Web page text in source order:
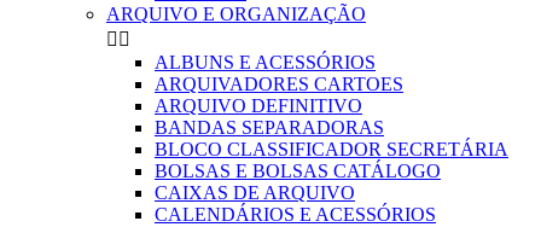
ARQUIVO E ORGANIZAÇÃO
 
ALBUNS E ACESSÓRIOS
ARQUIVADORES CARTOES
ARQUIVO DEFINITIVO
BANDAS SEPARADORAS
BLOCO CLASSIFICADOR SECRETÁRIA
BOLSAS E BOLSAS CATÁLOGO
CAIXAS DE ARQUIVO
CALENDÁRIOS E ACESSÓRIOS